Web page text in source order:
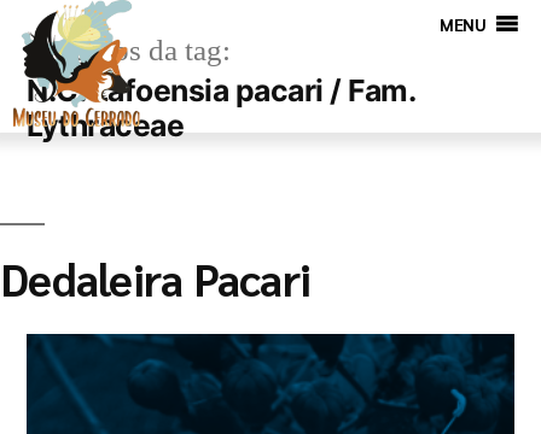
MENU
Arquivos da tag:
N.C. Lafoensia pacari / Fam.
Lythraceae
Dedaleira Pacari